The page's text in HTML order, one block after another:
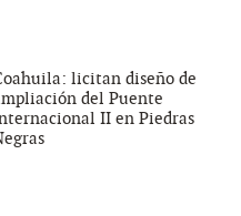
licitan diseño de
del Puente
II en Piedras